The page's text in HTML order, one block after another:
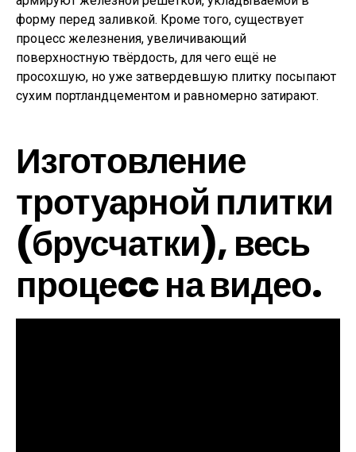
форму перед заливкой. Кроме того, существует
процесс железнения, увеличивающий
поверхностную твёрдость, для чего ещё не
просохшую, но уже затвердевшую плитку посыпают
сухим портландцементом и равномерно затирают.
Изготовление
тротуарной плитки
(брусчатки), весь
процеcc на видео.